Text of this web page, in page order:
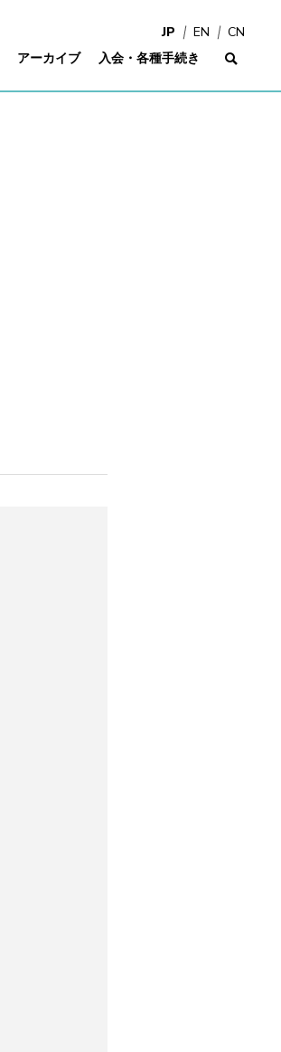
アーカイブ 入会・各種手続き
JP EN CN